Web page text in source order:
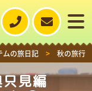
ムの旅日記 > 秋の旅行
見編